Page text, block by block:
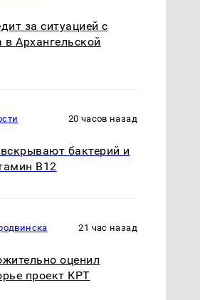
за ситуацией с
Архангельской
20 часов назад
бактерий и
B12
21 час назад
оценил
проект КРТ